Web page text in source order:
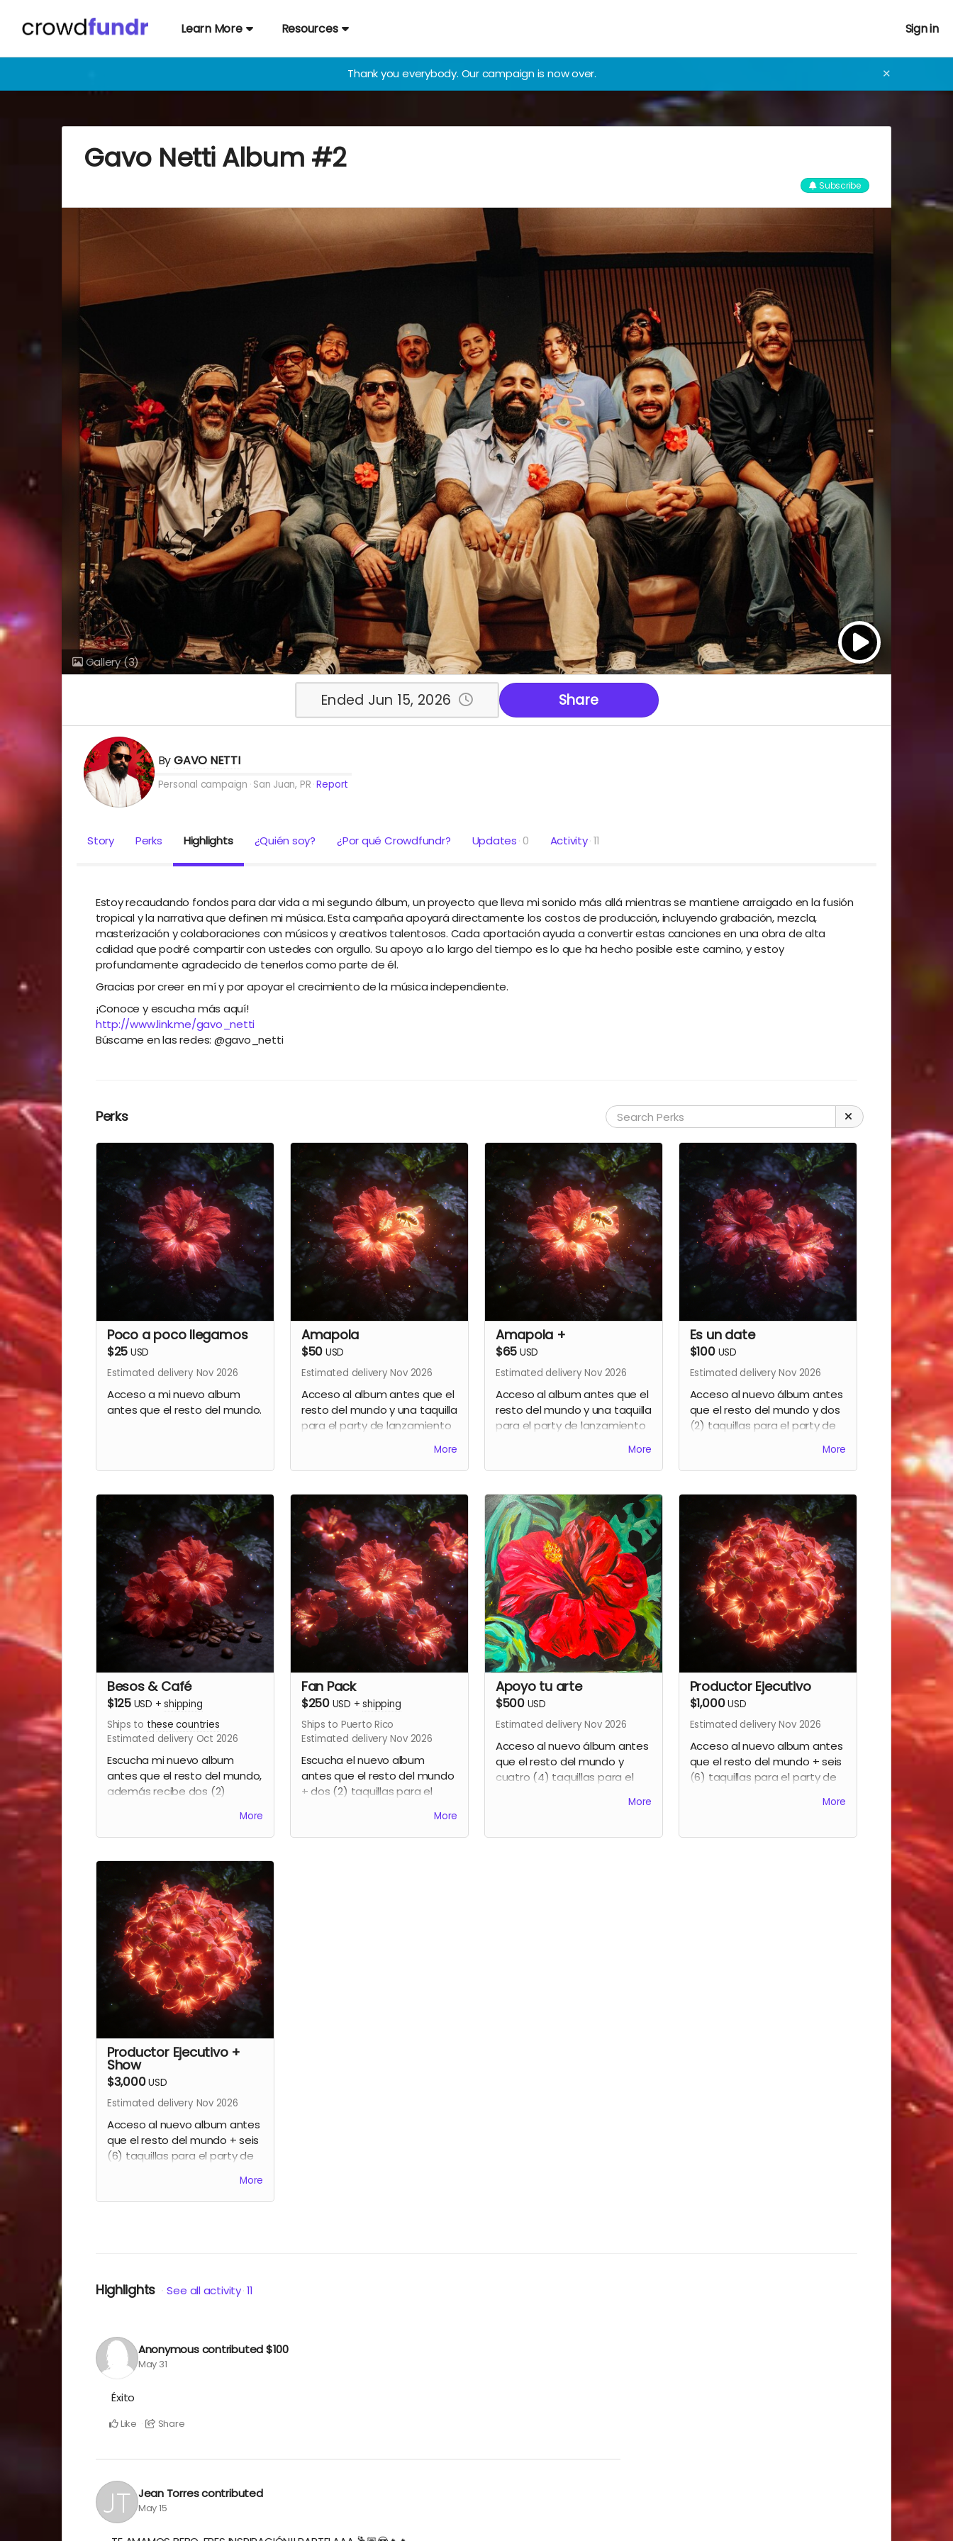
Learn More Resources Sign in
Thank you everybody. Our campaign is now over. ✕
Gavo Netti Album #2
Subscribe
Gallery(3)
Ended Jun 15, 2026 Share
ByGAVO NETTI
Personal campaign San Juan, PR Report
Story Perks Highlights ¿Quién soy? ¿Por qué Crowdfundr? Updates 0 Activity 11
Estoy recaudando fondos para dar vida a mi segundo álbum, un proyecto que lleva mi sonido más allá mientras se mantiene arraigado en la fusión
tropical y la narrativa que definen mi música. Esta campaña apoyará directamente los costos de producción, incluyendo grabación, mezcla,
masterización y colaboraciones con músicos y creativos talentosos. Cada aportación ayuda a convertir estas canciones en una obra de alta
calidad que podré compartir con ustedes con orgullo. Su apoyo a lo largo del tiempo es lo que ha hecho posible este camino, y estoy
profundamente agradecido de tenerlos como parte de él.
Gracias por creer en mí y por apoyar el crecimiento de la música independiente.
¡Conoce y escucha más aquí!
http://www.link.me/gavo_netti
Búscame en las redes: @gavo_netti
Perks
Poco a poco llegamos
$25 USD
Estimated delivery Nov 2026
Acceso a mi nuevo album
antes que el resto del mundo.
Amapola
$50 USD
Estimated delivery Nov 2026
Acceso al album antes que el
resto del mundo y una taquilla
para el party de lanzamiento
More
Amapola +
$65 USD
Estimated delivery Nov 2026
Acceso al album antes que el
resto del mundo y una taquilla
para el party de lanzamiento
2026 + 15% de descuento en
la compra de una segunda
More
Es un date
$100 USD
Estimated delivery Nov 2026
Acceso al nuevo álbum antes
que el resto del mundo y dos
(2) taquillas para el party de
More
Besos & Café
$125 USD +shipping
Ships to these countries
Estimated delivery Oct 2026
Escucha mi nuevo album
antes que el resto del mundo,
además recibe dos (2)
lanzamiento y una bolsa de
café Gavo Netti
More
Fan Pack
$250 USD +shipping
Ships to Puerto Rico
Estimated delivery Nov 2026
Escucha el nuevo album
antes que el resto del mundo
+ dos (2) taquillas para el
bolsa de café Gavo Netti +
Una (1) pintura 5"x7" en
More
Apoyo tu arte
$500 USD
Estimated delivery Nov 2026
Acceso al nuevo álbum antes
que el resto del mundo y
cuatro (4) taquillas para el
pintura tropical 30"x30" en
Gavo Netti. (Sólo residentes
More
Productor Ejecutivo
$1,000USD
Estimated delivery Nov 2026
Acceso al nuevo album antes
que el resto del mundo + seis
(6) taquillas para el party de
More
Productor Ejecutivo +
Show
$3,000USD
Estimated delivery Nov 2026
Acceso al nuevo album antes
que el resto del mundo + seis
(6) taquillas para el party de
segundo album de Gavo Netti
More
Highlights See all activity 11
Anonymous contributed$100
May 31
Éxito
Like Share
Jean Torrescontributed
May 15